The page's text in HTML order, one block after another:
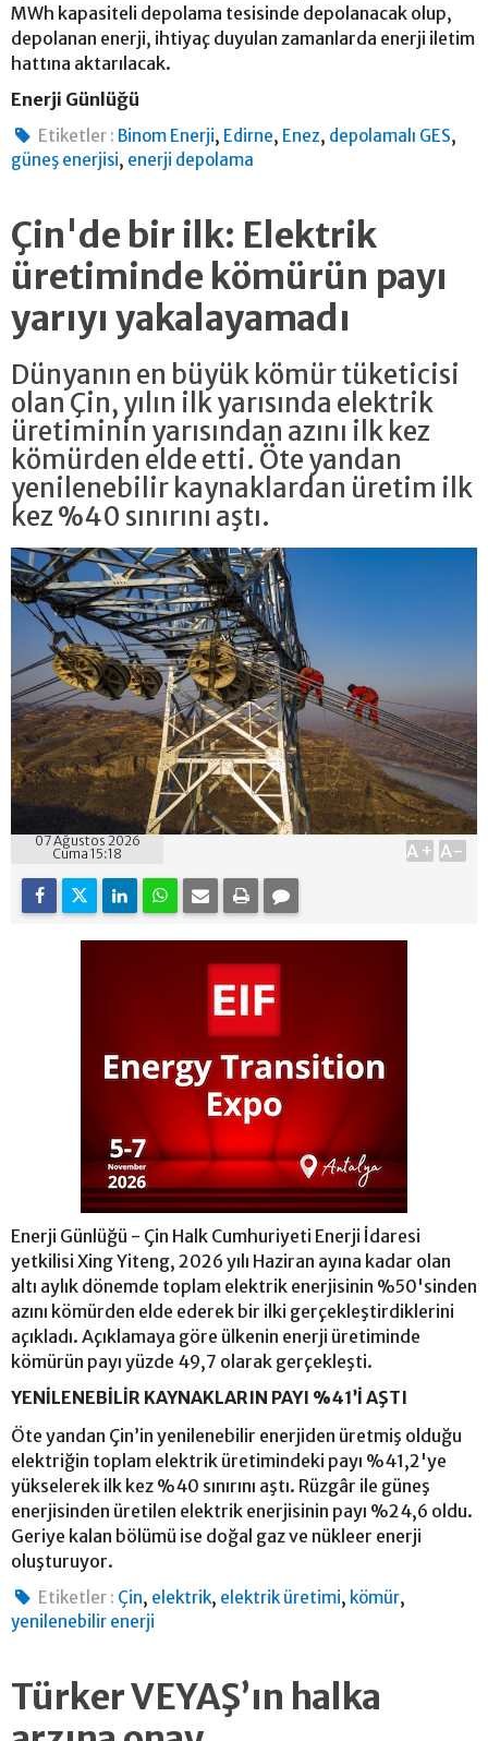
MWh kapasiteli depolama tesisinde depolanacak olup,
depolanan enerji, ihtiyaç duyulan zamanlarda enerji iletim
hattına aktarılacak.
Enerji Günlüğü
Etiketler : Binom Enerji, Edirne, Enez, depolamalı GES,
güneş enerjisi, enerji depolama
Çin'de bir ilk: Elektrik
üretiminde kömürün payı
yarıyı yakalayamadı
Dünyanın en büyük kömür tüketicisi
olan Çin, yılın ilk yarısında elektrik
üretiminin yarısından azını ilk kez
kömürden elde etti. Öte yandan
yenilenebilir kaynaklardan üretim ilk
kez %40 sınırını aştı.
07 Ağustos 2026
Cuma 15:18
A+ A-
Enerji Günlüğü - Çin Halk Cumhuriyeti Enerji İdaresi
yetkilisi Xing Yiteng, 2026 yılı Haziran ayına kadar olan
altı aylık dönemde toplam elektrik enerjisinin %50'sinden
azını kömürden elde ederek bir ilki gerçekleştirdiklerini
açıkladı. Açıklamaya göre ülkenin enerji üretiminde
kömürün payı yüzde 49,7 olarak gerçekleşti.
YENİLENEBİLİR KAYNAKLARIN PAYI %41’İ AŞTI
Öte yandan Çin’in yenilenebilir enerjiden üretmiş olduğu
elektriğin toplam elektrik üretimindeki payı %41,2'ye
yükselerek ilk kez %40 sınırını aştı. Rüzgâr ile güneş
enerjisinden üretilen elektrik enerjisinin payı %24,6 oldu.
Geriye kalan bölümü ise doğal gaz ve nükleer enerji
oluşturuyor.
Etiketler : Çin, elektrik, elektrik üretimi, kömür,
yenilenebilir enerji
Türker VEYAŞ’ın halka